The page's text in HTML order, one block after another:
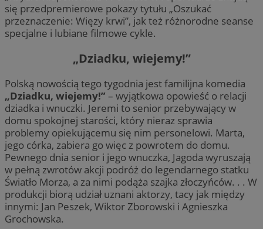
się przedpremierowe pokazy tytułu „Oszukać
przeznaczenie: Więzy krwi”, jak też różnorodne seanse
specjalne i lubiane filmowe cykle.
„Dziadku, wiejemy!”
Polską nowością tego tygodnia jest familijna komedia
„Dziadku, wiejemy!” – wyjątkowa opowieść o relacji
dziadka i wnuczki. Jeremi to senior przebywający w
domu spokojnej starości, który nieraz sprawia
problemy opiekującemu się nim personelowi. Marta,
jego córka, zabiera go więc z powrotem do domu.
Pewnego dnia senior i jego wnuczka, Jagoda wyruszają
w pełną zwrotów akcji podróż do legendarnego statku
Światło Morza, a za nimi podąża szajka złoczyńców. . . W
produkcji biorą udział uznani aktorzy, tacy jak między
innymi: Jan Peszek, Wiktor Zborowski i Agnieszka
Grochowska.